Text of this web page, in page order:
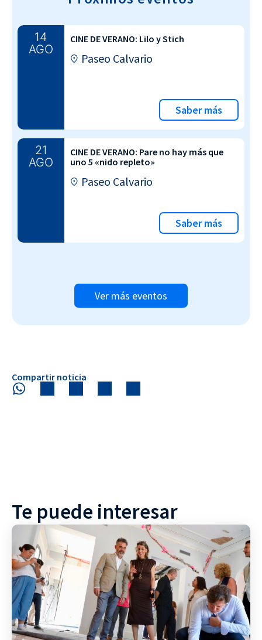
14
AGO
CINE DE VERANO: Lilo y Stich
Paseo Calvario
Saber más
21
AGO
CINE DE VERANO: Pare no hay más que
uno 5 «nido repleto»
Paseo Calvario
Saber más
Ver más eventos
Compartir noticia
Te puede interesar